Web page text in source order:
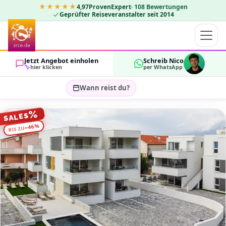
★★★★★4,97ProvenExpert· 108 Bewertungen
Geprüfter Reiseveranstalter seit 2014
Jetzt Angebot einholen
hier klicken
Schreib Nico
per WhatsApp
Wann reist du?
Reisezeitraum wählen…
GÄSTE
2 OK
SALES%
BIS ZU−46%